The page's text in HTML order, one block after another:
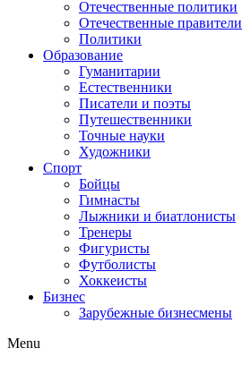
Отечественные политики
Отечественные правители
Политики
Образование
Гуманитарии
Естественники
Писатели и поэты
Путешественники
Точные науки
Художники
Спорт
Бойцы
Гимнасты
Лыжники и биатлонисты
Тренеры
Фигуристы
Футболисты
Хоккеисты
Бизнес
Зарубежные бизнесмены
Menu